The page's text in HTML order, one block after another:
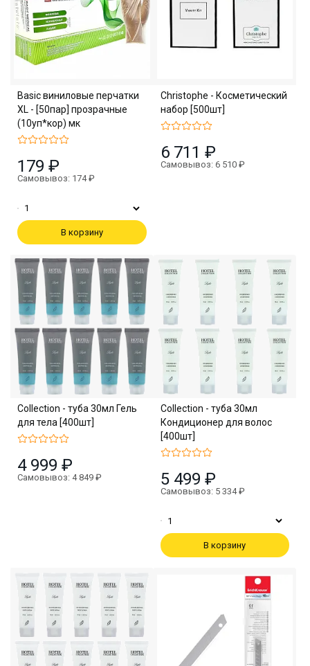
Basic виниловые перчатки
XL - [50пар] прозрачные
(10уп*кор) мк
179 ₽
Самовывоз: 174 ₽
В корзину
Christophe - Косметический
набор [500шт]
6 711 ₽
Самовывоз: 6 510 ₽
Collection - туба 30мл Гель
для тела [400шт]
4 999 ₽
Самовывоз: 4 849 ₽
Collection - туба 30мл
Кондиционер для волос
[400шт]
5 499 ₽
Самовывоз: 5 334 ₽
В корзину